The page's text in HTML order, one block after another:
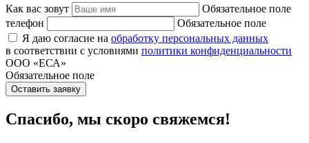
Как вас зовут
Обязательное поле
телефон
Обязательное поле
Я даю согласие на обработку персональных данных
в соответствии с условиями политики конфиденциальности
ООО «ЕСА»
Обязательное поле
Оставить заявку
Спасибо, мы скоро свяжемся!